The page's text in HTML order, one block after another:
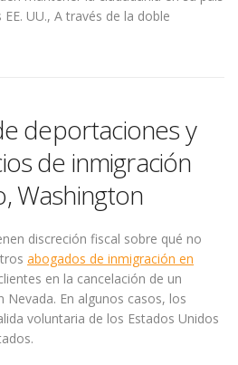
UU., A través de la doble
deportaciones y
de inmigración
Washington
discreción fiscal sobre qué no
abogados de inmigración en
en la cancelación de un
En algunos casos, los
voluntaria de los Estados Unidos